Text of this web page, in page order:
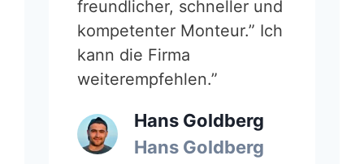
freundlicher, schneller und
kompetenter Monteur.” Ich
kann die Firma
weiterempfehlen.”
Hans Goldberg
Hans Goldberg